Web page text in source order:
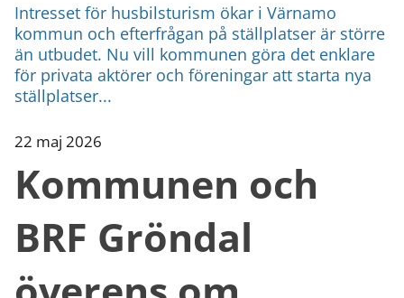
Intresset för husbilsturism ökar i Värnamo
kommun och efterfrågan på ställplatser är större
än utbudet. Nu vill kommunen göra det enklare
för privata aktörer och föreningar att starta nya
ställplatser...
22 maj 2026
Kommunen och
BRF Gröndal